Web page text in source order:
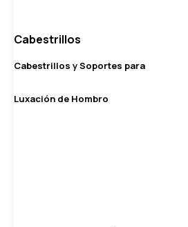
Cabestrillos
Cabestrillos y Soportes para
Luxación de Hombro